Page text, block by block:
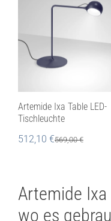
Artemide Ixa Table LED-
Tischleuchte
512,10 €569,00€
Artemide
wo es